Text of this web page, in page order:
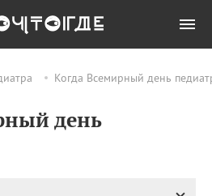
Когда Всемирный день
день
ПРАЗДНИКИ Все
11.08 Рождество святителя
Николая Чудотворца